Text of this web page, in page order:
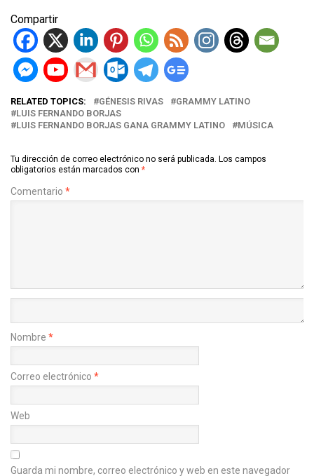
Compartir
RELATED TOPICS: GÉNESIS RIVAS
GRAMMY LATINO
LUIS FERNANDO BORJAS
LUIS FERNANDO BORJAS GANA GRAMMY LATINO
MÚSICA
Tu dirección de correo electrónico no será publicada. Los campos
obligatorios están marcados con *
Comentario *
Nombre *
Correo electrónico *
Web
Guarda mi nombre, correo electrónico y web en este navegador